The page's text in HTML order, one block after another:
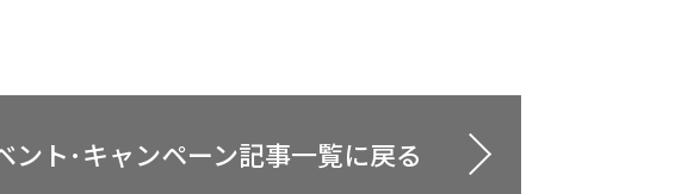
ント･キャンペーン記事一覧に戻る